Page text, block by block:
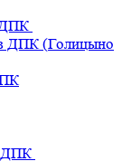
ДПК
ДПК (Голицыно
ДПК